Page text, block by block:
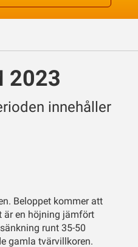
2023
innehåller
Beloppet kommer att
är en höjning jämfört
runt 35-50
gamla tvärvillkoren.